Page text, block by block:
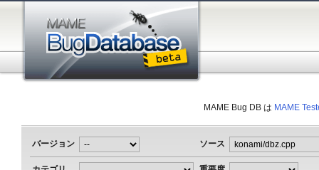
MAME Bug DB は MAME
バージョン ソース